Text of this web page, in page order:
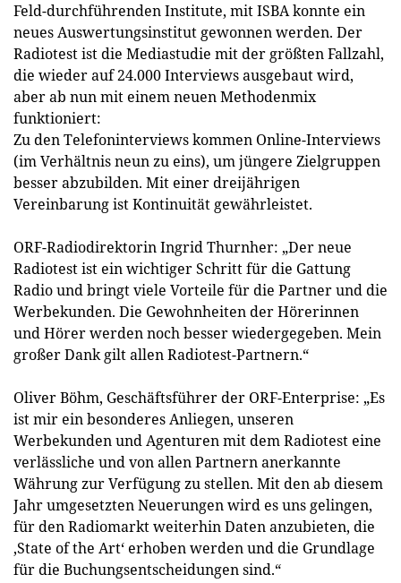
Feld-durchführenden Institute, mit ISBA konnte ein
neues Auswertungsinstitut gewonnen werden. Der
Radiotest ist die Mediastudie mit der größten Fallzahl,
die wieder auf 24.000 Interviews ausgebaut wird,
aber ab nun mit einem neuen Methodenmix
funktioniert:
Zu den Telefoninterviews kommen Online-Interviews
(im Verhältnis neun zu eins), um jüngere Zielgruppen
besser abzubilden. Mit einer dreijährigen
Vereinbarung ist Kontinuität gewährleistet.
ORF-Radiodirektorin Ingrid Thurnher: „Der neue
Radiotest ist ein wichtiger Schritt für die Gattung
Radio und bringt viele Vorteile für die Partner und die
Werbekunden. Die Gewohnheiten der Hörerinnen
und Hörer werden noch besser wiedergegeben. Mein
großer Dank gilt allen Radiotest-Partnern.“
Oliver Böhm, Geschäftsführer der ORF-Enterprise: „Es
ist mir ein besonderes Anliegen, unseren
Werbekunden und Agenturen mit dem Radiotest eine
verlässliche und von allen Partnern anerkannte
Währung zur Verfügung zu stellen. Mit den ab diesem
Jahr umgesetzten Neuerungen wird es uns gelingen,
für den Radiomarkt weiterhin Daten anzubieten, die
‚State of the Art‘ erhoben werden und die Grundlage
für die Buchungsentscheidungen sind.“